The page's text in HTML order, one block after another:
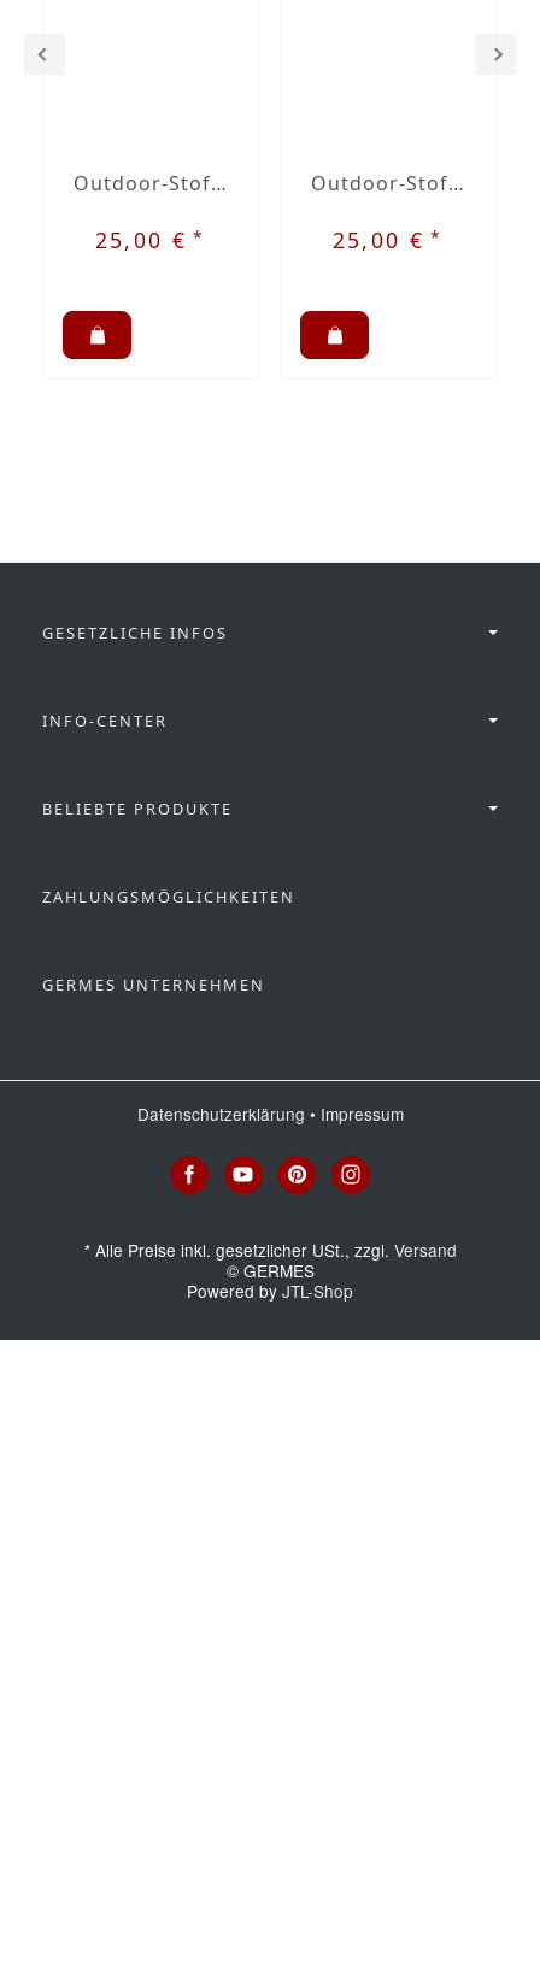
Outdoor-Stoff Dralon Grau Nr. 20
25,00 €*
Outdoor-Stoff Dralon Beige Nr. 8
25,00 €*
GESETZLICHE INFOS
INFO-CENTER
BELIEBTE PRODUKTE
ZAHLUNGSMÖGLICHKEITEN
GERMES UNTERNEHMEN
Datenschutzerklärung • Impressum
*Alle Preise inkl. gesetzlicher USt., zzgl. Versand
© GERMES
Powered by JTL-Shop